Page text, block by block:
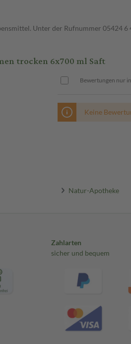
Unter der Rufnummer 05424
trocken 6x700 ml Saft
Bewertungen nur
Keine
Natur-Apotheke
Zahlarten
sicher und bequem